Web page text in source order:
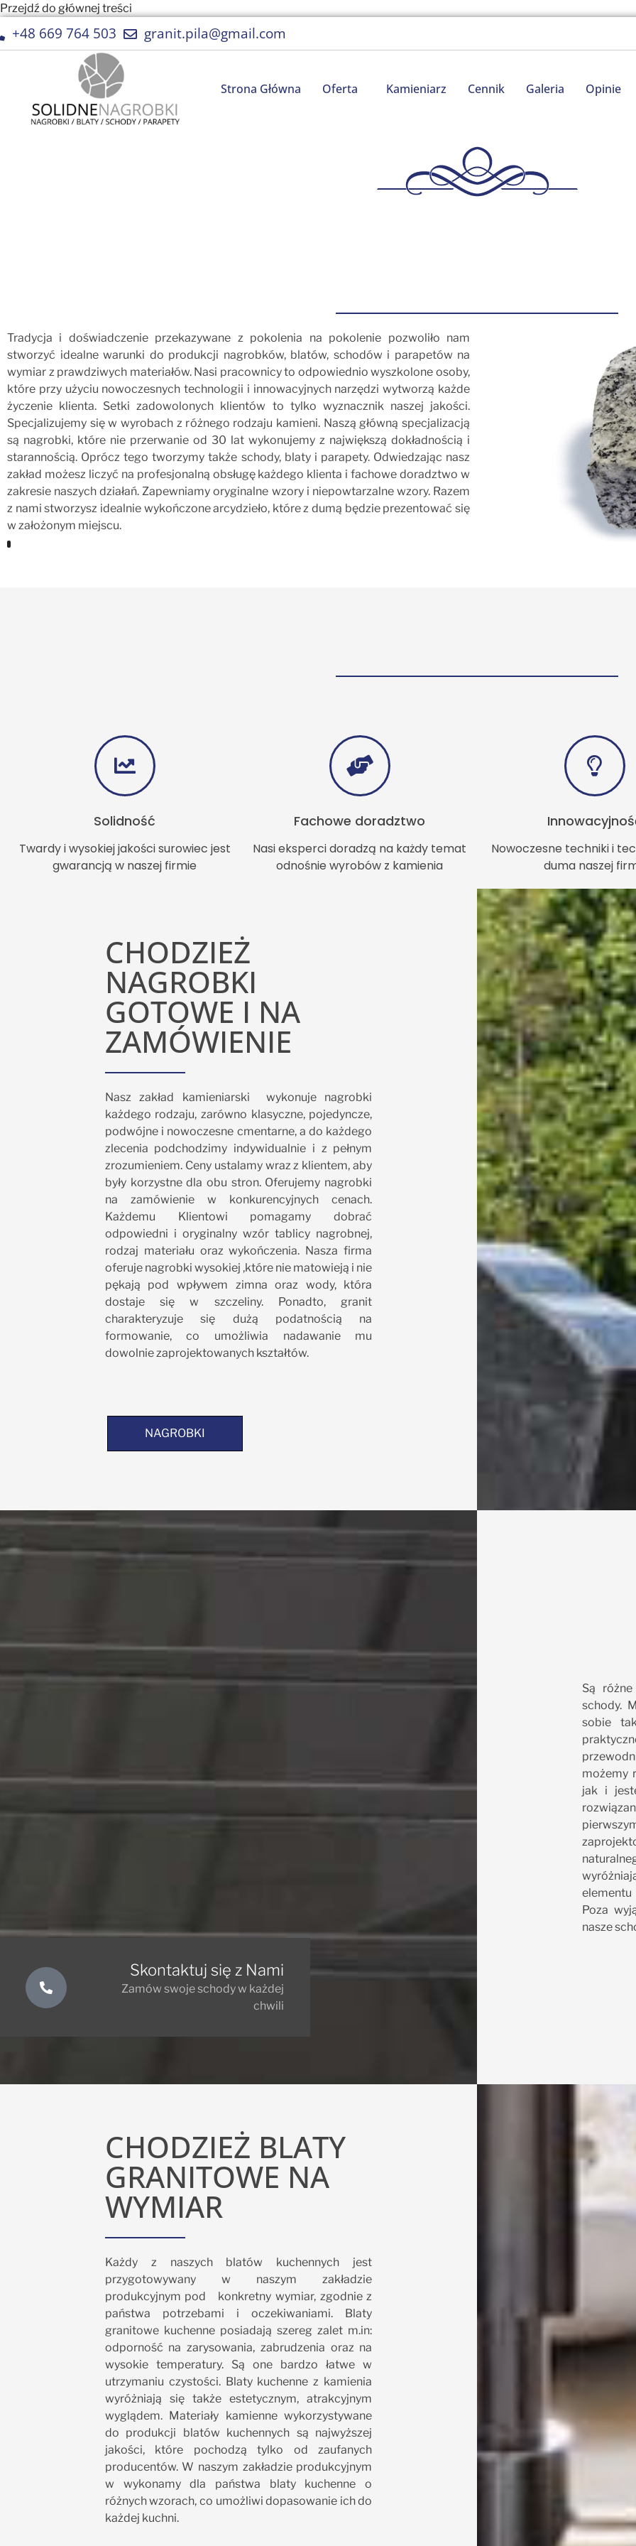
Przejdź do głównej treści
+48 669 764 503 granit.pila@gmail.com
Strona Główna Oferta Kamieniarz Cennik Galeria Opinie
Tradycja i doświadczenie przekazywane z pokolenia na pokolenie pozwoliło nam
stworzyć idealne warunki do produkcji nagrobków, blatów, schodów i parapetów na
wymiar z prawdziwych materiałów. Nasi pracownicy to odpowiednio wyszkolone osoby,
które przy użyciu nowoczesnych technologii i innowacyjnych narzędzi wytworzą każde
życzenie klienta. Setki zadowolonych klientów to tylko wyznacznik naszej jakości.
Specjalizujemy się w wyrobach z różnego rodzaju kamieni. Naszą główną specjalizacją
są nagrobki, które nie przerwanie od 30 lat wykonujemy z największą dokładnością i
starannością. Oprócz tego tworzymy także schody, blaty i parapety. Odwiedzając nasz
zakład możesz liczyć na profesjonalną obsługę każdego klienta i fachowe doradztwo w
zakresie naszych działań. Zapewniamy oryginalne wzory i niepowtarzalne wzory. Razem
z nami stworzysz idealnie wykończone arcydzieło, które z dumą będzie prezentować się
w założonym miejscu.
Solidność
Twardy i wysokiej jakości surowiec jest
gwarancją w naszej firmie
Fachowe doradztwo
Nasi eksperci doradzą na każdy temat
odnośnie wyrobów z kamienia
Nowoczesne techniki i
duma naszej
CHODZIEŻ
NAGROBKI
GOTOWE I NA
ZAMÓWIENIE
Nasz zakład kamieniarski wykonuje nagrobki
każdego rodzaju, zarówno klasyczne, pojedyncze,
podwójne i nowoczesne cmentarne, a do każdego
zlecenia podchodzimy indywidualnie i z pełnym
zrozumieniem. Ceny ustalamy wraz z klientem, aby
były korzystne dla obu stron. Oferujemy nagrobki
na zamówienie w konkurencyjnych cenach.
Każdemu Klientowi pomagamy dobrać
odpowiedni i oryginalny wzór tablicy nagrobnej,
rodzaj materiału oraz wykończenia. Nasza firma
oferuje nagrobki wysokiej ,które nie matowieją i nie
pękają pod wpływem zimna oraz wody, która
dostaje się w szczeliny. Ponadto, granit
charakteryzuje się dużą podatnością na
formowanie, co umożliwia nadawanie mu
dowolnie zaprojektowanych kształtów.
NAGROBKI
NAGROBKI
Skontaktuj się z Nami
Zamów swoje schody w każdej
chwili
Są
schody.
sobie
możemy
jak i
Poza
nasze
CHODZIEŻ BLATY
GRANITOWE NA
WYMIAR
Każdy z naszych blatów kuchennych jest
przygotowywany w naszym zakładzie
produkcyjnym pod konkretny wymiar, zgodnie z
państwa potrzebami i oczekiwaniami. Blaty
granitowe kuchenne posiadają szereg zalet m.in:
odporność na zarysowania, zabrudzenia oraz na
wysokie temperatury. Są one bardzo łatwe w
utrzymaniu czystości. Blaty kuchenne z kamienia
wyróżniają się także estetycznym, atrakcyjnym
wyglądem. Materiały kamienne wykorzystywane
do produkcji blatów kuchennych są najwyższej
jakości, które pochodzą tylko od zaufanych
producentów. W naszym zakładzie produkcyjnym
w wykonamy dla państwa blaty kuchenne o
różnych wzorach, co umożliwi dopasowanie ich do
każdej kuchni.